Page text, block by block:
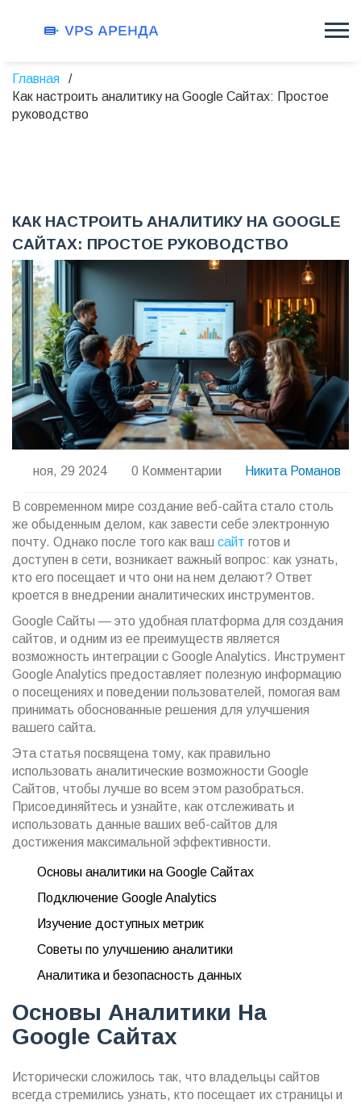
Главная
Как настроить аналитику на Google Сайтах: Простое
руководство
КАК НАСТРОИТЬ АНАЛИТИКУ НА GOOGLE
САЙТАХ: ПРОСТОЕ РУКОВОДСТВО
ноя, 29 2024 0 Комментарии Никита Романов
В современном мире создание веб-сайта стало столь
же обыденным делом, как завести себе электронную
почту. Однако после того как ваш сайт готов и
доступен в сети, возникает важный вопрос: как узнать,
кто его посещает и что они на нем делают? Ответ
кроется в внедрении аналитических инструментов.
Google Сайты — это удобная платформа для создания
сайтов, и одним из ее преимуществ является
возможность интеграции с Google Analytics. Инструмент
Google Analytics предоставляет полезную информацию
о посещениях и поведении пользователей, помогая вам
принимать обоснованные решения для улучшения
вашего сайта.
Эта статья посвящена тому, как правильно
использовать аналитические возможности Google
Сайтов, чтобы лучше во всем этом разобраться.
Присоединяйтесь и узнайте, как отслеживать и
использовать данные ваших веб-сайтов для
достижения максимальной эффективности.
Основы аналитики на Google Сайтах
Подключение Google Analytics
Изучение доступных метрик
Советы по улучшению аналитики
Аналитика и безопасность данных
Основы Аналитики На
Google Сайтах
Исторически сложилось так, что владельцы сайтов
всегда стремились узнать, кто посещает их страницы и